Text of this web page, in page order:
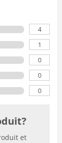
4
1
0
0
0
et